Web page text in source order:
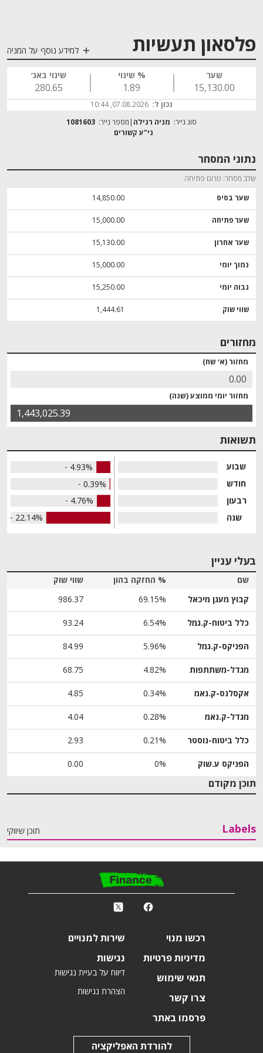
פלסאון תעשיות למידע נוסף על המניה
שער
15,130.00
% שינוי
1.89
שינוי באג׳
280.65
נכון ל: 07.08.2026, 10:44
סוג נייר: מניה רגילה מספר נייר: 1081603
נתוני המסחר
שלב מסחר טרום פתיחה
שער בסיס 14,850.00
שער פתיחה 15,000.00
שער אחרון 15,130.00
נמוך יומי 15,000.00
גבוה יומי 15,250.00
שווי שוק 1,444.61
מחזורים
0.00
1,443,025.39
מחזור יומי ממוצע (שנה)
מחזור (א׳ שח)
תשואות
- 4.93%
- 0.39%
- 4.76%
- 22.14% שנה
רבעון
חודש
שבוע
תוכן מקודם
בעלי עניין
שם % החזקה בהון
שווי שוק
קבוץ מעגן מיכאל
69.15%
986.37
כלל ביטוח-ק.גמל 6.54%
93.24
הפניקס-ק.גמל 5.96%
84.99
מגדל-משתתפות 4.82%
68.75
אקסלנס-ק.נאמ 0.34%
4.85
מגדל-ק.נאמ 0.28%
4.04
כלל ביטוח-נוסטר 0.21%
2.93
הפניקס ע.שוק 0%
0.00
Labels תוכן שיווקי
רכשו מנוי
מדיניות פרטיות
תנאי שימוש
צרו קשר
פרסמו באתר
שירות למנויים
נגישות
דיווח על בעיית נגישות
הצהרת נגישות
להורדת האפליקציה